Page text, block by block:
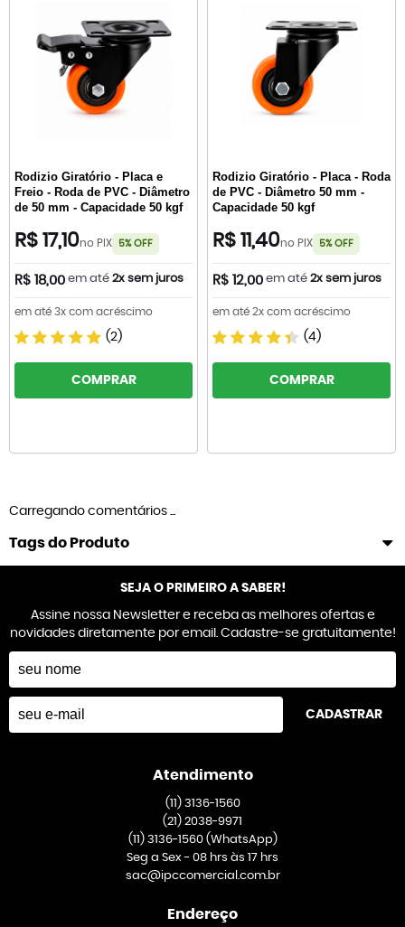
Rodizio Giratório - Placa e
Freio - Roda de PVC - Diâmetro
de 50 mm - Capacidade 50 kgf
R$ 17,10no PIX 5% OFF
R$ 18,00 em até 2x sem juros
em até 3x com acréscimo
(2)
COMPRAR
Rodizio Giratório - Placa - Roda
de PVC - Diâmetro 50 mm -
Capacidade 50 kgf
R$ 11,40no PIX 5% OFF
R$ 12,00 em até 2x sem juros
em até 2x com acréscimo
(4)
COMPRAR
Carregando comentários ...
Tags do Produto
SEJA O PRIMEIRO A SABER!
Assine nossa Newsletter e receba as melhores ofertas e
novidades diretamente por email. Cadastre-se gratuitamente!
CADASTRAR
Atendimento
(11)3136-1560
(21) 2038-9971
(11)3136-1560 (WhatsApp)
Seg a Sex - 08 hrs às 17 hrs
sac@ipccomercial.com.br
Endereço